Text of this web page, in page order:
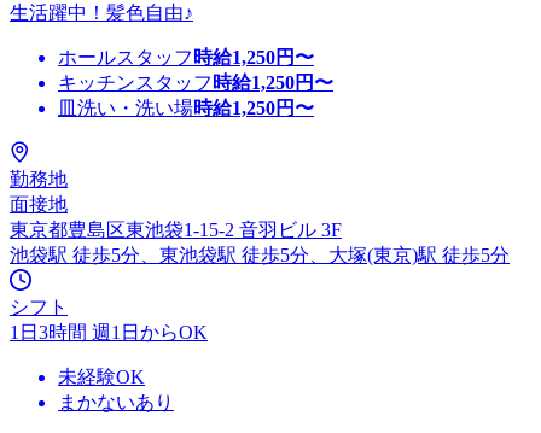
生活躍中！髪色自由♪
ホールスタッフ 時給1,250円〜
キッチンスタッフ 時給1,250円〜
皿洗い・洗い場時給1,250円〜
勤務地
面接地
東京都豊島区東池袋1-15-2 音羽ビル 3F
池袋駅 徒歩5分、東池袋駅 徒歩5分、大塚(東京)駅 徒歩5分
シフト
1日3時間 週1日からOK
未経験OK
まかないあり